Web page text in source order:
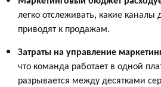
легко отслеживать, какие каналы
приводят к продажам.
Затраты на управление
что команда работает в одной
разрывается между десятками